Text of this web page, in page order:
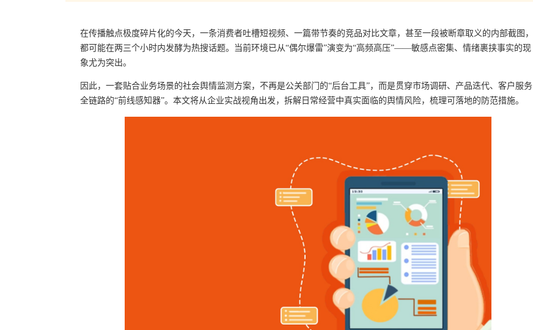
在传播触点极度碎片化的今天，一条消费者吐槽短视频、一篇带节奏的竞品对比文章，甚至一段被断章取义的内部截图，
都可能在两三个小时内发酵为热搜话题。当前环境已从“偶尔爆雷”演变为“高频高压”——敏感点密集、情绪裹挟事实的现
象尤为突出。
因此，一套贴合业务场景的社会舆情监测方案，不再是公关部门的“后台工具”，而是贯穿市场调研、产品迭代、客户服务
全链路的“前线感知器”。本文将从企业实战视角出发，拆解日常经营中真实面临的舆情风险，梳理可落地的防范措施。